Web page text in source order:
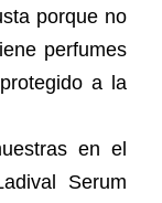
porque no
perfumes
a la
en el
Serum